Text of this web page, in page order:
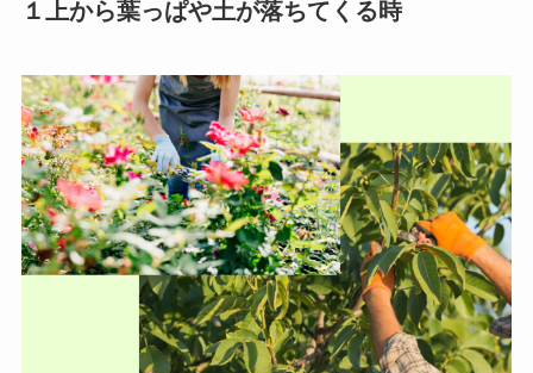
１上から葉っぱや土が落ちてくる時